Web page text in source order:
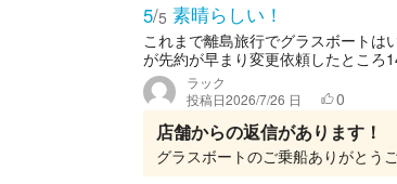
5/5 素晴らしい！
これまで離島旅行でグラスボートは
が先約が早まり変更依頼したところ
ラック
投稿日2026/7/26 日 0
店舗からの返信があります！